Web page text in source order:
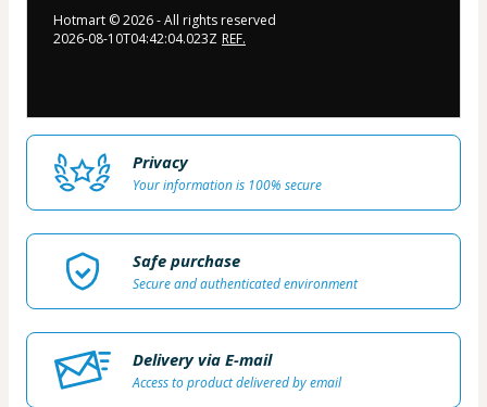
Hotmart ©2026- All rights reserved
2026-08-10T04:42:04.023Z REF.
Privacy
Your information is 100% secure
Safe purchase
Secure and authenticated environment
Delivery via E-mail
Access to product delivered by email